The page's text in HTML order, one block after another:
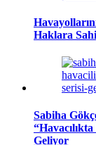
Haklara
Sabiha
Geliyor